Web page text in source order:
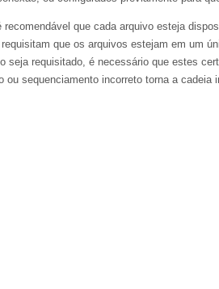
recomendável que cada arquivo esteja
que os arquivos estejam em um
seja requisitado, é necessário que estes
ou sequenciamento incorreto torna a cadeia